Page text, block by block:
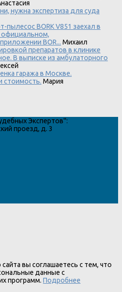
нужна экспертиза для суда
BORK V851 заехал в
официальном,
BOR... Михаил
препаратов в клинике
В выписке из амбулаторного
гаража в Москве.
стоимость. Мария
Экспертов":
проезд, д. 3
вы соглашаетесь с тем, что
данные с
программ. Подробнее